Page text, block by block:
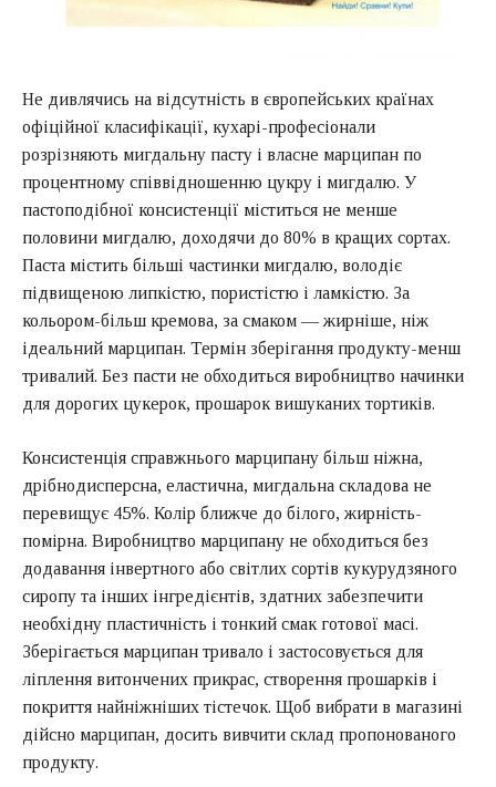
Не дивлячись на відсутність в європейських країнах
офіційної класифікації, кухарі-професіонали
розрізняють мигдальну пасту і власне марципан по
процентному співвідношенню цукру і мигдалю. У
пастоподібної консистенції міститься не менше
половини мигдалю, доходячи до 80% в кращих сортах.
Паста містить більші частинки мигдалю, володіє
підвищеною липкістю, пористістю і ламкістю. За
кольором-більш кремова, за смаком — жирніше, ніж
ідеальний марципан. Термін зберігання продукту-менш
тривалий. Без пасти не обходиться виробництво начинки
для дорогих цукерок, прошарок вишуканих тортиків.
Консистенція справжнього марципану більш ніжна,
дрібнодисперсна, еластична, мигдальна складова не
перевищує 45%. Колір ближче до білого, жирність-
помірна. Виробництво марципану не обходиться без
додавання інвертного або світлих сортів кукурудзяного
сиропу та інших інгредієнтів, здатних забезпечити
необхідну пластичність і тонкий смак готової масі.
Зберігається марципан тривало і застосовується для
ліплення витончених прикрас, створення прошарків і
покриття найніжніших тістечок. Щоб вибрати в магазині
дійсно марципан, досить вивчити склад пропонованого
продукту.